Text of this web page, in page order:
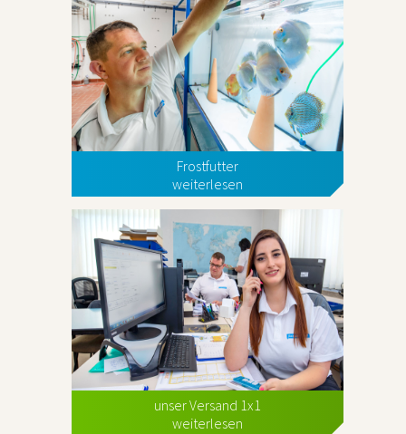
Frostfutter
weiterlesen
unser Versand 1x1
weiterlesen